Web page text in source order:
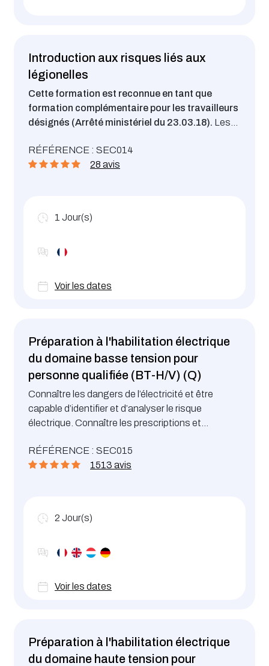
Introduction aux risques liés aux
légionelles
Cette formation est reconnue en tant que
formation complémentaire pour les travailleurs
désignés (Arrêté ministériel du 23.03.18). Les
chaude sanitaire, les installations de climatisation
ainsi que les tours aéroréfrigérantes et peuvent
une de ces installations est présente.
RÉFÉRENCE : SEC014
28 avis
1 Jour(s)
Voir les dates
Préparation à l'habilitation électrique
du domaine basse tension pour
personne qualifiée (BT-H/V) (Q)
Connaître les dangers de l’électricité et être
capable d’identifier et d’analyser le risque
électrique. Connaître les prescriptions et
domaine basse tension et savoir les mettre en
œuvre. Le contenu de la formation est conforme à
RÉFÉRENCE : SEC015
1513 avis
2 Jour(s)
Voir les dates
Préparation à l'habilitation électrique
du domaine haute tension pour